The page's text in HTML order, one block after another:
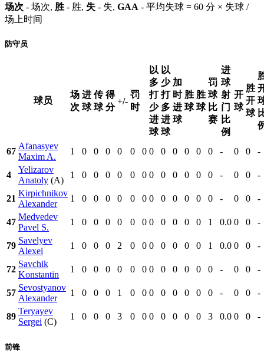
场次 - 场次, 胜 - 胜, 失 - 失, GAA - 平均失球 = 60 分 × 失球 /
场上时间
防守员
球员
场
次
进
球
传
球
得
分
+/-
罚
时
以
多
打
少
进
球
以
少
打
多
进
球
加
时
进
球
胜
球
胜
球
罚
球
比
赛
进
球
射
门
比
例
开
球
胜
开
球
67
Afanasyev
Maxim A.
1 0 0 0 0 0 0 0 0 0 0 0 0 - 0 0 -
4
Yelizarov
Anatoly (A)
1 0 0 0 0 0 0 0 0 0 0 0 0 - 0 0 -
21
Kirpichnikov
Alexander
1 0 0 0 0 0 0 0 0 0 0 0 0 - 0 0 -
47
Medvedev
Pavel S.
1 0 0 0 0 0 0 0 0 0 0 0 1 0.0 0 0 -
79
Savelyev
Alexei
1 0 0 0 2 0 0 0 0 0 0 0 1 0.0 0 0 -
72
Savchik
Konstantin
1 0 0 0 0 0 0 0 0 0 0 0 0 - 0 0 -
57
Sevostyanov
Alexander
1 0 0 0 1 0 0 0 0 0 0 0 0 - 0 0 -
89
Teryayev
Sergei (C)
1 0 0 0 3 0 0 0 0 0 0 0 3 0.0 0 0 -
前锋